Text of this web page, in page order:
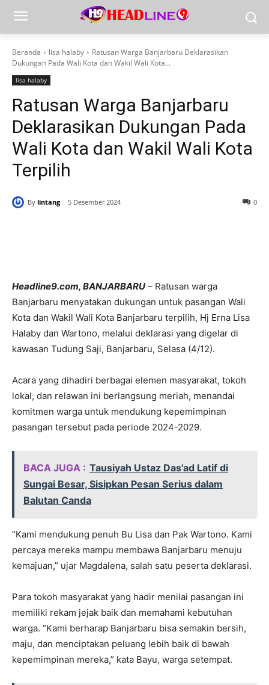
Beranda lisa halaby
Ratusan Warga Banjarbaru Deklarasikan
Dukungan Pada Wali Kota dan Wakil Wali Kota...
lisa halaby
Ratusan Warga Banjarbaru
Deklarasikan Dukungan Pada
Wali Kota dan Wakil Wali Kota
Terpilih
By lintang 5 Desember 2024 0
Headline9.com, BANJARBARU – Ratusan warga
Banjarbaru menyatakan dukungan untuk pasangan Wali
Kota dan Wakil Wali Kota Banjarbaru terpilih, Hj Erna Lisa
Halaby dan Wartono, melalui deklarasi yang digelar di
kawasan Tudung Saji, Banjarbaru, Selasa (4/12).
Acara yang dihadiri berbagai elemen masyarakat, tokoh
lokal, dan relawan ini berlangsung meriah, menandai
komitmen warga untuk mendukung kepemimpinan
pasangan tersebut pada periode 2024-2029.
BACA JUGA : Tausiyah Ustaz Das'ad Latif di
Sungai Besar, Sisipkan Pesan Serius dalam
Balutan Canda
“Kami mendukung penuh Bu Lisa dan Pak Wartono. Kami
percaya mereka mampu membawa Banjarbaru menuju
kemajuan,” ujar Magdalena, salah satu peserta deklarasi.
Para tokoh masyarakat yang hadir menilai pasangan ini
memiliki rekam jejak baik dan memahami kebutuhan
warga. “Kami berharap Banjarbaru bisa semakin bersih,
maju, dan menciptakan peluang lebih baik di bawah
kepemimpinan mereka,” kata Bayu, warga setempat.